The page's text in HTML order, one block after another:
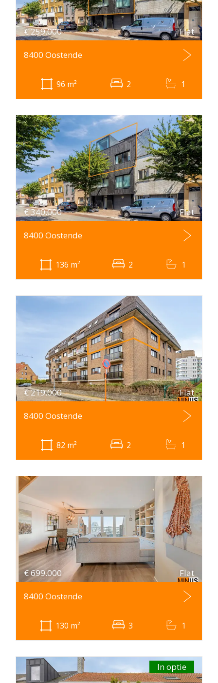
€259.000 Flat
8400 Oostende
96 m² 2 1
€340.000 Flat
8400 Oostende
136 m² 2 1
€219.000 Flat
8400 Oostende
82 m² 2 1
€699.000 Flat
8400 Oostende
130 m² 3 1
In optie